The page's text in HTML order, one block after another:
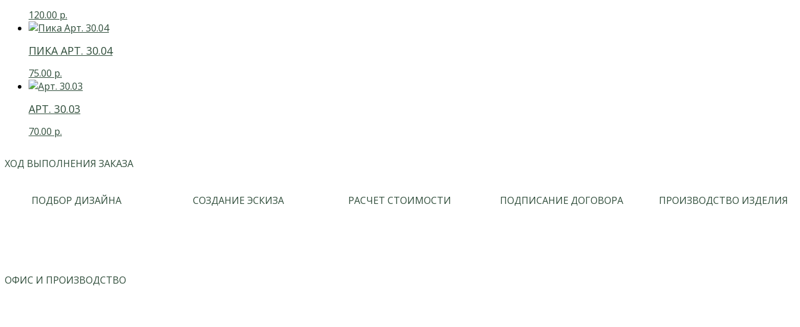
120.00 р.
ПИКА АРТ. 30.04
75.00 р.
АРТ. 30.03
70.00 р.
ХОД ВЫПОЛНЕНИЯ ЗАКАЗА
ПОДБОР ДИЗАЙНА СОЗДАНИЕ ЭСКИЗА РАСЧЕТ СТОИМОСТИ ПОДПИСАНИЕ ДОГОВОРА ПРОИЗВОДСТВО ИЗДЕЛИЯ
ОФИС И ПРОИЗВОДСТВО